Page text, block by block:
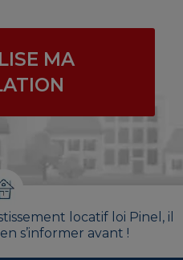
MA
locatif loi Pinel, il
s’informer avant !